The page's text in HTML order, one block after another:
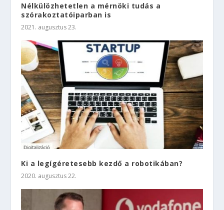
Nélkülözhetetlen a mérnöki tudás a
szórakoztatóiparban is
2021. augusztus 23.
Ki a legígéretesebb kezdő a robotikában?
2020. augusztus 22.